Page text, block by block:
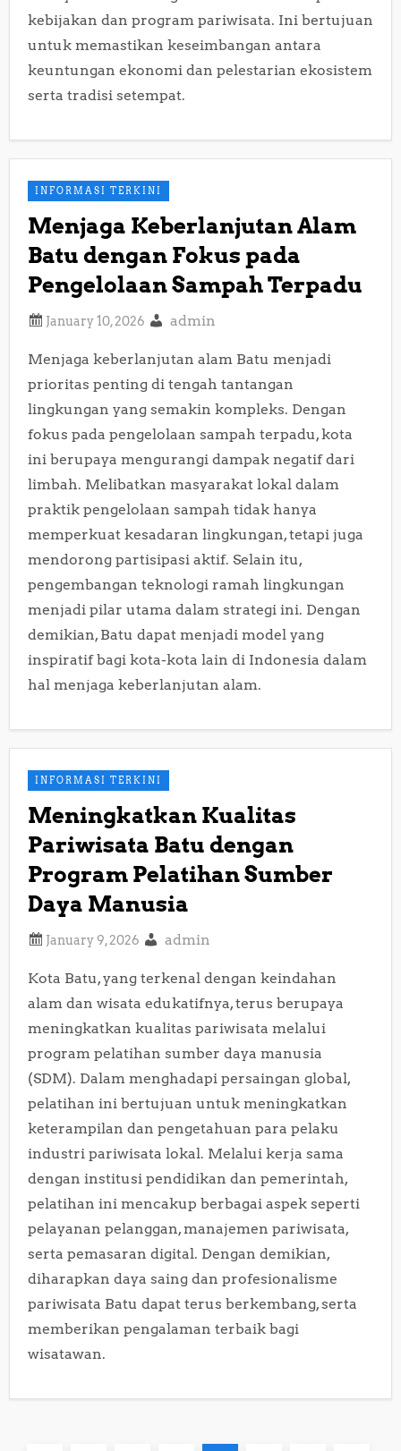
kebijakan dan program pariwisata. Ini bertujuan
untuk memastikan keseimbangan antara
keuntungan ekonomi dan pelestarian ekosistem
serta tradisi setempat.
INFORMASI TERKINI
Menjaga Keberlanjutan Alam
Batu dengan Fokus pada
Pengelolaan Sampah Terpadu
admin
Menjaga keberlanjutan alam Batu menjadi
prioritas penting di tengah tantangan
lingkungan yang semakin kompleks. Dengan
fokus pada pengelolaan sampah terpadu, kota
ini berupaya mengurangi dampak negatif dari
limbah. Melibatkan masyarakat lokal dalam
praktik pengelolaan sampah tidak hanya
memperkuat kesadaran lingkungan, tetapi juga
mendorong partisipasi aktif. Selain itu,
pengembangan teknologi ramah lingkungan
menjadi pilar utama dalam strategi ini. Dengan
demikian, Batu dapat menjadi model yang
inspiratif bagi kota-kota lain di Indonesia dalam
hal menjaga keberlanjutan alam.
INFORMASI TERKINI
Meningkatkan Kualitas
Pariwisata Batu dengan
Program Pelatihan Sumber
Daya Manusia
admin
Kota Batu, yang terkenal dengan keindahan
alam dan wisata edukatifnya, terus berupaya
meningkatkan kualitas pariwisata melalui
program pelatihan sumber daya manusia
(SDM). Dalam menghadapi persaingan global,
pelatihan ini bertujuan untuk meningkatkan
keterampilan dan pengetahuan para pelaku
industri pariwisata lokal. Melalui kerja sama
dengan institusi pendidikan dan pemerintah,
pelatihan ini mencakup berbagai aspek seperti
pelayanan pelanggan, manajemen pariwisata,
serta pemasaran digital. Dengan demikian,
diharapkan daya saing dan profesionalisme
pariwisata Batu dapat terus berkembang, serta
memberikan pengalaman terbaik bagi
wisatawan.